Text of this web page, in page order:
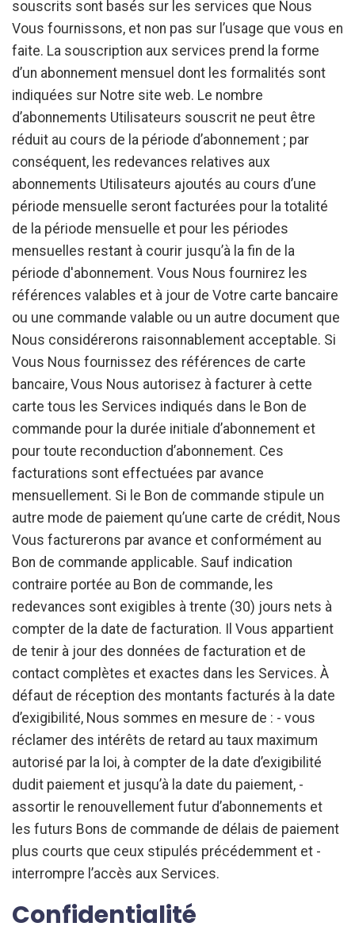
souscrits sont basés sur les services que Nous
Vous fournissons, et non pas sur l’usage que vous en
faite. La souscription aux services prend la forme
d’un abonnement mensuel dont les formalités sont
indiquées sur Notre site web. Le nombre
d’abonnements Utilisateurs souscrit ne peut être
réduit au cours de la période d’abonnement ; par
conséquent, les redevances relatives aux
abonnements Utilisateurs ajoutés au cours d’une
période mensuelle seront facturées pour la totalité
de la période mensuelle et pour les périodes
mensuelles restant à courir jusqu’à la fin de la
période d'abonnement. Vous Nous fournirez les
références valables et à jour de Votre carte bancaire
ou une commande valable ou un autre document que
Nous considérerons raisonnablement acceptable. Si
Vous Nous fournissez des références de carte
bancaire, Vous Nous autorisez à facturer à cette
carte tous les Services indiqués dans le Bon de
commande pour la durée initiale d’abonnement et
pour toute reconduction d’abonnement. Ces
facturations sont effectuées par avance
mensuellement. Si le Bon de commande stipule un
autre mode de paiement qu’une carte de crédit, Nous
Vous facturerons par avance et conformément au
Bon de commande applicable. Sauf indication
contraire portée au Bon de commande, les
redevances sont exigibles à trente (30) jours nets à
compter de la date de facturation. Il Vous appartient
de tenir à jour des données de facturation et de
contact complètes et exactes dans les Services. À
défaut de réception des montants facturés à la date
d’exigibilité, Nous sommes en mesure de : - vous
réclamer des intérêts de retard au taux maximum
autorisé par la loi, à compter de la date d’exigibilité
dudit paiement et jusqu’à la date du paiement, -
assortir le renouvellement futur d’abonnements et
les futurs Bons de commande de délais de paiement
plus courts que ceux stipulés précédemment et -
interrompre l’accès aux Services.
Confidentialité